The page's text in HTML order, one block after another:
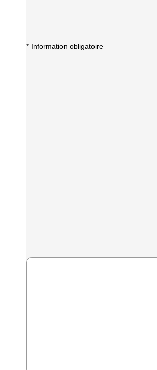
* Information obligatoire